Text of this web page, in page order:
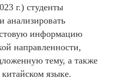
г.) студенты
анализировать
информацию
направленности,
тему, а также
языке.